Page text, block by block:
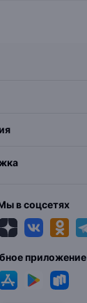
в соцсетях
приложение